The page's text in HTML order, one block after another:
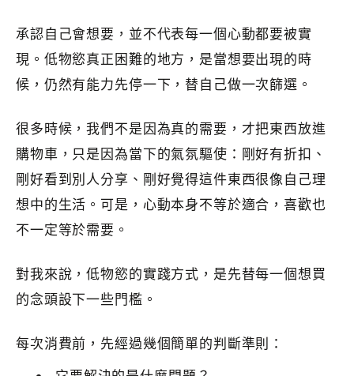
承認自己會想要，並不代表每一個心動都要被實
現。低物慾真正困難的地方，是當想要出現的時
候，仍然有能力先停一下，替自己做一次篩選。
很多時候，我們不是因為真的需要，才把東西放進
購物車，只是因為當下的氣氛驅使：剛好有折扣、
剛好看到別人分享、剛好覺得這件東西很像自己理
想中的生活。可是，心動本身不等於適合，喜歡也
不一定等於需要。
對我來說，低物慾的實踐方式，是先替每一個想買
的念頭設下一些門檻。
每次消費前，先經過幾個簡單的判斷準則：